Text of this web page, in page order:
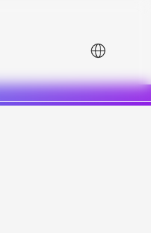
English